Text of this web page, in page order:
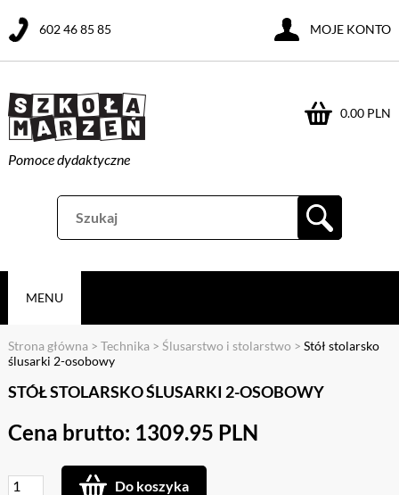
Pomoce dydaktyczne
0.00 PLN
602 46 85 85 MOJE KONTO
MENU
Strona główna > Technika > Ślusarstwo i stolarstwo > Stół stolarsko
ślusarki 2-osobowy
STÓŁ STOLARSKO ŚLUSARKI 2-OSOBOWY
Cena brutto: 1309.95 PLN
Do koszyka